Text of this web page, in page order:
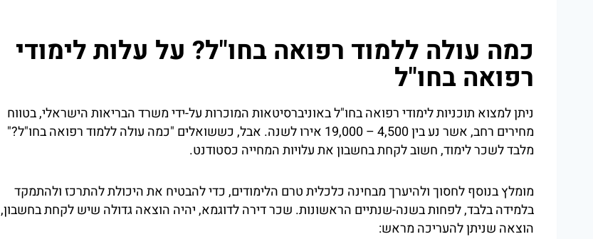
כמה עולה ללמוד רפואה בחו"ל? על עלות לימודי
רפואה בחו"ל
ניתן למצוא תוכניות לימודי רפואה בחו"ל באוניברסיטאות המוכרות על-ידי משרד הבריאות הישראלי, בטווח
מחירים רחב, אשר נע בין 4,500 – 19,000 אירו לשנה. אבל, כששואלים "כמה עולה ללמוד רפואה בחו"ל?"
מלבד לשכר לימוד, חשוב לקחת בחשבון את עלויות המחייה כסטודנט.
מומלץ בנוסף לחסוך ולהיערך מבחינה כלכלית טרם הלימודים, כדי להבטיח את היכולת להתרכז ולהתמקד
בלמידה בלבד, לפחות בשנה-שנתיים הראשונות. שכר דירה לדוגמא, יהיה הוצאה גדולה שיש לקחת בחשבון,
הוצאה שניתן להעריכה מראש: